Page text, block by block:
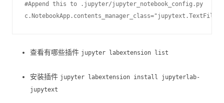
#Append this to .jupyter/jupyter_notebook_config.py
查看有哪些插件 jupyter labextension list
安装插件 jupyter labextension install jupyterlab-
jupytext